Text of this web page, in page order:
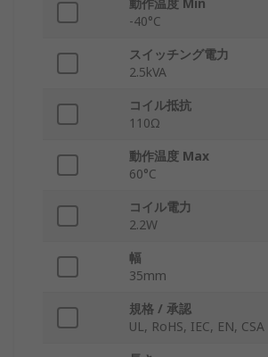
動作温度 Min
-40°C
スイッチング電力
2.5kVA
コイル抵抗
110Ω
動作温度 Max
60°C
コイル電力
2.2W
幅
35mm
規格 / 承認
UL, RoHS, IEC, EN, CSA